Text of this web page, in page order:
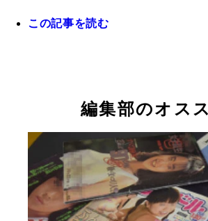
胸が強調され、下半身がは
これが海女さんたちを激怒さ
この記事を読む
編集部のオス